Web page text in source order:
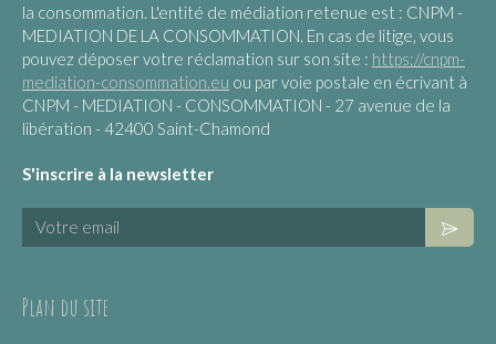
la consommation. L'entité de médiation retenue est : CNPM -
MEDIATION DE LA CONSOMMATION. En cas de litige, vous
pouvez déposer votre réclamation sur son site : https://cnpm-
mediation-consommation.eu ou par voie postale en écrivant à
CNPM - MEDIATION - CONSOMMATION - 27 avenue de la
libération - 42400 Saint-Chamond
S'inscrire à la newsletter
Votre email
Plan du site